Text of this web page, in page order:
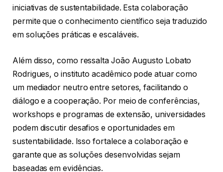
iniciativas de sustentabilidade. Esta colaboração
permite que o conhecimento científico seja traduzido
em soluções práticas e escaláveis.
Além disso, como ressalta João Augusto Lobato
Rodrigues, o instituto acadêmico pode atuar como
um mediador neutro entre setores, facilitando o
diálogo e a cooperação. Por meio de conferências,
workshops e programas de extensão, universidades
podem discutir desafios e oportunidades em
sustentabilidade. Isso fortalece a colaboração e
garante que as soluções desenvolvidas sejam
baseadas em evidências.